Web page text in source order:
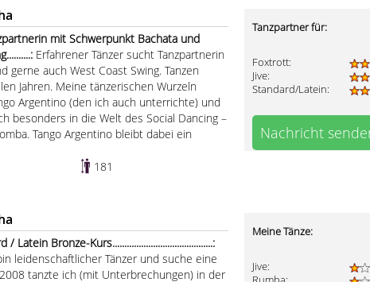
mit Schwerpunkt Bachata und
Erfahrener Tänzer sucht Tanzpartnerin
gerne auch West Coast Swing. Tanzen
Jahren. Meine tänzerischen Wurzeln
Argentino (den ich auch unterrichte) und
besonders in die Welt des Social Dancing –
Tango Argentino bleibt dabei ein
181
Tanzpartner für:
Foxtrott:
Jive:
Standard/Latein:
Nachricht
Bronze-Kurs..........................................:
leidenschaftlicher Tänzer und suche eine
tanzte ich (mit Unterbrechungen) in der
Meine Tänze:
Jive: